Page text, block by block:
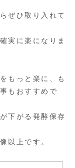
ぜひ取り入れて
実に楽になりま
もっと楽に、も
もおすすめで
下がる発酵保存
以上です。